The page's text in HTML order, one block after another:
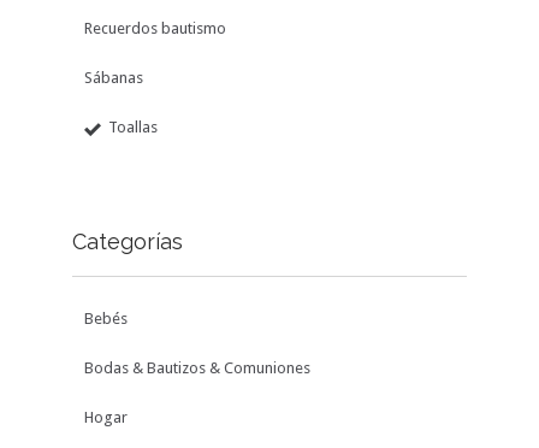
Recuerdos bautismo
Sábanas
Toallas
Categorías
Bebés
Bodas & Bautizos & Comuniones
Hogar